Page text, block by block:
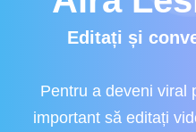
Editați și
Pentru a deveni viral
important să editați